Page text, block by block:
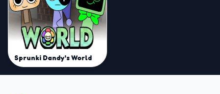
Sprunki Dandy's World